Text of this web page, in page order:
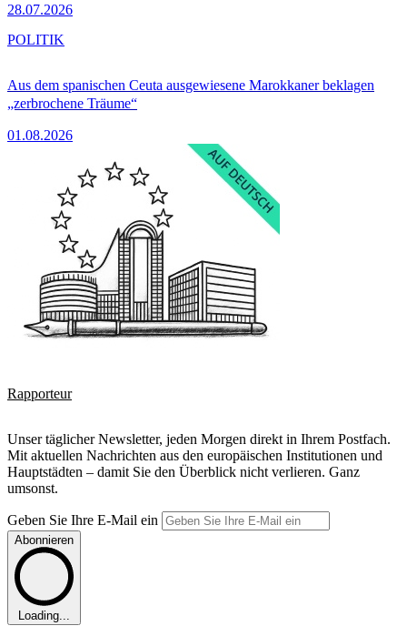
28.07.2026
Aus dem spanischen Ceuta ausgewiesene Marokkaner beklagen
„zerbrochene Träume“
01.08.2026
POLITIK
Rapporteur
Unser täglicher Newsletter, jeden Morgen direkt in Ihrem Postfach.
Mit aktuellen Nachrichten aus den europäischen Institutionen und
Hauptstädten – damit Sie den Überblick nicht verlieren. Ganz
umsonst.
Geben Sie Ihre E-Mail ein
Abonnieren
Loading...